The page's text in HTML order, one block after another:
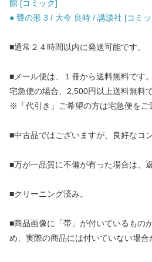
館 [コミック]
● 聲の形 3 / 大今 良時 / 講談社 [コミ
■通常２４時間以内に発送可能です。
■メール便は、１冊から送料無料です。
宅急便の場合、2,500円以上送料無料で
※「代引き」ご希望の方は宅急便をご
■中古品ではございますが、良好なコ
■万が一品質に不備が有った場合は、
■クリーニング済み。
■商品画像に「帯」が付いているもの
め、実際の商品には付いていない場合